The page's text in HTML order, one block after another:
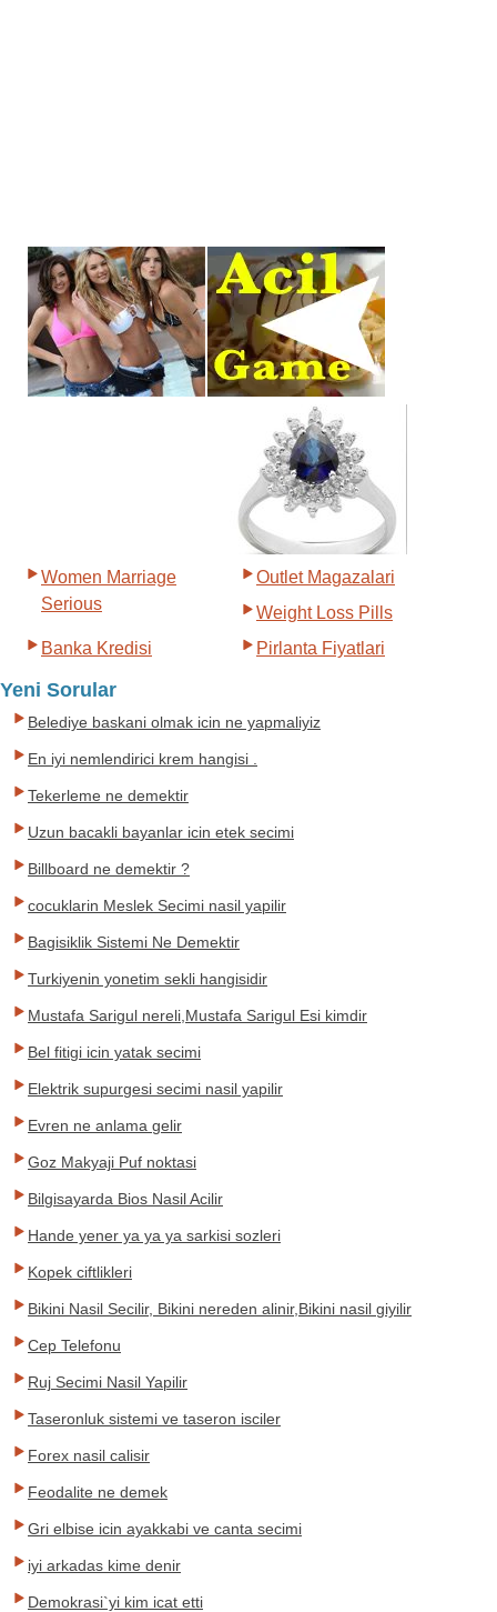
Women Marriage
Serious
Outlet Magazalari
Weight Loss Pills
Banka Kredisi
Pirlanta Fiyatlari
Yeni Sorular
Belediye baskani olmak icin ne yapmaliyiz
En iyi nemlendirici krem hangisi .
Tekerleme ne demektir
Uzun bacakli bayanlar icin etek secimi
Billboard ne demektir ?
cocuklarin Meslek Secimi nasil yapilir
Bagisiklik Sistemi Ne Demektir
Turkiyenin yonetim sekli hangisidir
Mustafa Sarigul nereli,Mustafa Sarigul Esi kimdir
Bel fitigi icin yatak secimi
Elektrik supurgesi secimi nasil yapilir
Evren ne anlama gelir
Goz Makyaji Puf noktasi
Bilgisayarda Bios Nasil Acilir
Hande yener ya ya ya sarkisi sozleri
Kopek ciftlikleri
Bikini Nasil Secilir, Bikini nereden alinir,Bikini nasil giyilir
Cep Telefonu
Ruj Secimi Nasil Yapilir
Taseronluk sistemi ve taseron isciler
Forex nasil calisir
Feodalite ne demek
Gri elbise icin ayakkabi ve canta secimi
iyi arkadas kime denir
Demokrasi`yi kim icat etti